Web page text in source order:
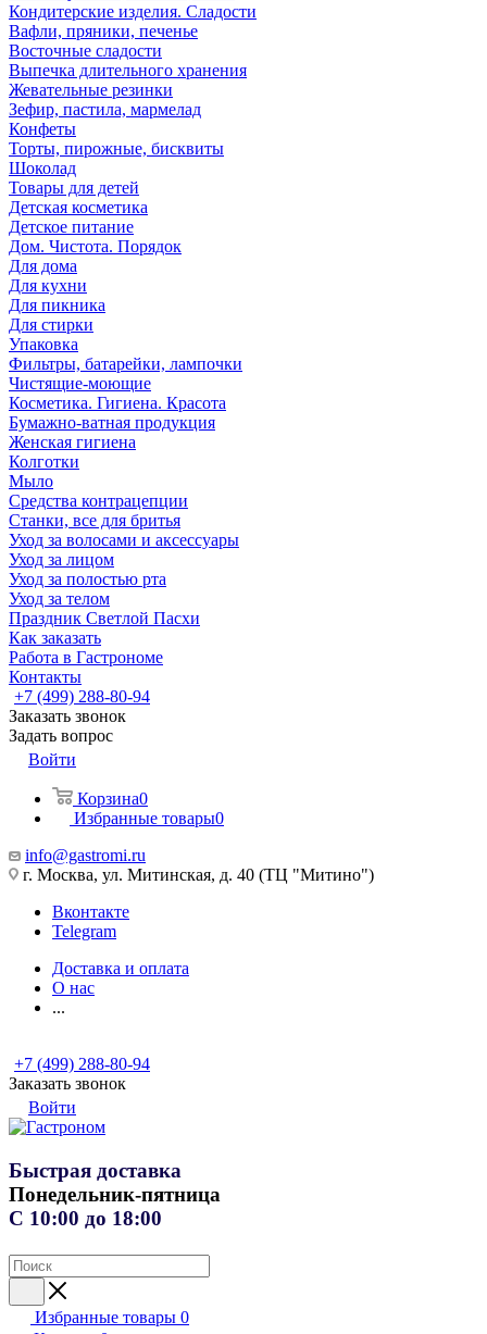
Кондитерские изделия. Сладости
Вафли, пряники, печенье
Восточные сладости
Выпечка длительного хранения
Жевательные резинки
Зефир, пастила, мармелад
Конфеты
Торты, пирожные, бисквиты
Шоколад
Товары для детей
Детская косметика
Детское питание
Дом. Чистота. Порядок
Для дома
Для кухни
Для пикника
Для стирки
Упаковка
Фильтры, батарейки, лампочки
Чистящие-моющие
Косметика. Гигиена. Красота
Бумажно-ватная продукция
Женская гигиена
Колготки
Мыло
Средства контрацепции
Станки, все для бритья
Уход за волосами и аксессуары
Уход за лицом
Уход за полостью рта
Уход за телом
Праздник Светлой Пасхи
Как заказать
Работа в Гастрономе
Контакты
+7 (499) 288-80-94
Заказать звонок
Задать вопрос
Войти
Корзина0
Избранные товары0
info@gastromi.ru
г. Москва, ул. Митинская, д. 40 (ТЦ "Митино")
Вконтакте
Telegram
Доставка и оплата
О нас
...
+7 (499) 288-80-94
Заказать звонок
Войти
Быстрая доставка
Понедельник-пятница
С 10:00 до 18:00
Избранные товары 0